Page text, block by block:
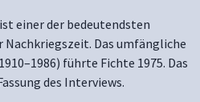
einer der bedeutendsten
Das umfängliche
führte Fichte 1975. Das
des Interviews.